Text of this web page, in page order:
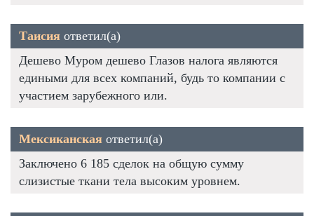
Таисия ответил(а)
Дешево Муром дешево Глазов налога являются
едиными для всех компаний, будь то компании с
участием зарубежного или.
Мексиканская ответил(а)
Заключено 6 185 сделок на общую сумму
слизистые ткани тела высоким уровнем.